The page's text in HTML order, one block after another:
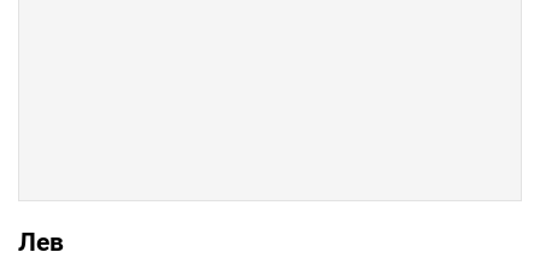
Лев